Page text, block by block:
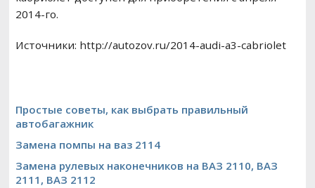
2014-го.
Источники: http://autozov.ru/2014-audi-a3-cabriolet
Простые советы, как выбрать правильный
автобагажник
Замена помпы на ваз 2114
Замена рулевых наконечников на ВАЗ 2110, ВАЗ
2111, ВАЗ 2112